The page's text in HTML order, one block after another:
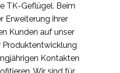
TK-Geflügel. Beim
Erweiterung ihrer
Kunden auf unser
Produktentwicklung
Kontakten